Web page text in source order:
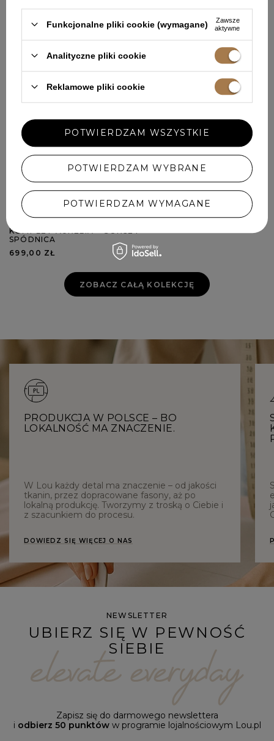
KOMPLET AURELIA - GORSET +
SPÓDNICA
699,00 ZŁ
ZOBACZ CAŁĄ KOLEKCJĘ
PRODUKCJA W POLSCE – BO
LOKALNOŚĆ MA ZNACZENIE.
W Lou każdy detal ma znaczenie – od jakości
tkanin, przez dopracowane fasony, aż po
lokalną produkcję. Tworzymy z troską o Ciebie i
z szacunkiem do procesu.
DOWIEDZ SIĘ WIĘCEJ O NAS
NEWSLETTER
UBIERZ SIĘ W PEWNOŚĆ
SIEBIE
Zapisz się do darmowego newslettera
i odbierz 50 punktóww programie lojalnościowym Lou.pl
Funkcjonalne pliki cookie (wymagane)
Zawsze
aktywne
Analityczne pliki cookie
Reklamowe pliki cookie
POTWIERDZAM WYBRANE
POTWIERDZAM WYMAGANE
POTWIERDZAM WSZYSTKIE